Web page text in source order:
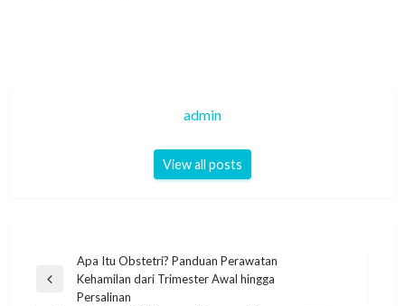
admin
View all posts
Navigasi
pos
Previous
Apa Itu Obstetri? Panduan Perawatan
Kehamilan dari Trimester Awal hingga
Persalinan